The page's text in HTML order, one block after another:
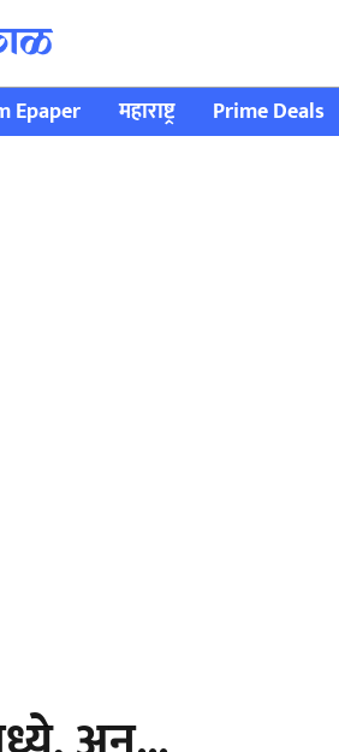
Epaper महाराष्ट्र Prime Deals